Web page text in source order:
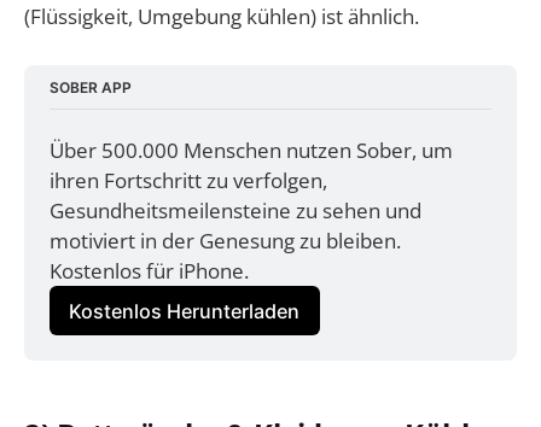
(Flüssigkeit, Umgebung kühlen) ist ähnlich.
SOBER APP
Über 500.000 Menschen nutzen Sober, um
ihren Fortschritt zu verfolgen,
Gesundheitsmeilensteine zu sehen und
motiviert in der Genesung zu bleiben.
Kostenlos für iPhone.
Kostenlos Herunterladen